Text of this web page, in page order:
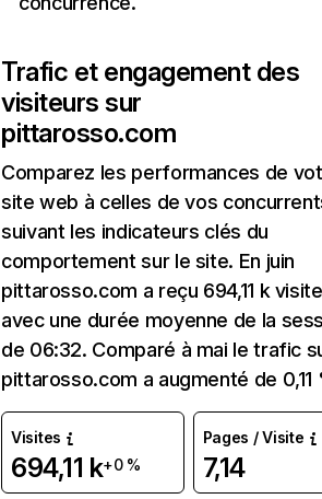
Trafic et engagement des
visiteurs sur
pittarosso.com
Comparez les performances de
site web à celles de vos
suivant les indicateurs clés du
comportement sur le site. En juin
pittarosso.com a reçu 694,11 k
avec une durée moyenne de la
de 06:32. Comparé à mai le trafic
pittarosso.com a augmenté de 0,11
Visites
694,11 k+0 %
Pages / Visite
7,14